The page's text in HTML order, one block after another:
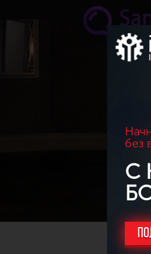
Перейти к основному содержанию
без
С